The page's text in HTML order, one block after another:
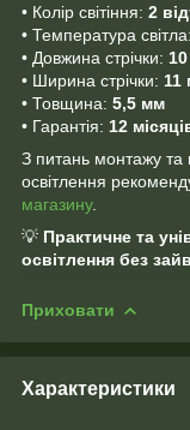
• Колір світіння: 2
• Температура світла:
• Довжина стрічки:
• Ширина стрічки: 11
• Товщина: 5,5 мм
• Гарантія: 12
З питань монтажу та
освітлення
магазину.
💡 Практичне та
освітлення без
Приховати
Характеристики